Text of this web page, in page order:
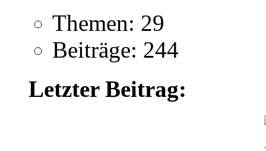
Themen: 29
Beiträge: 244
Letzter Beitrag: